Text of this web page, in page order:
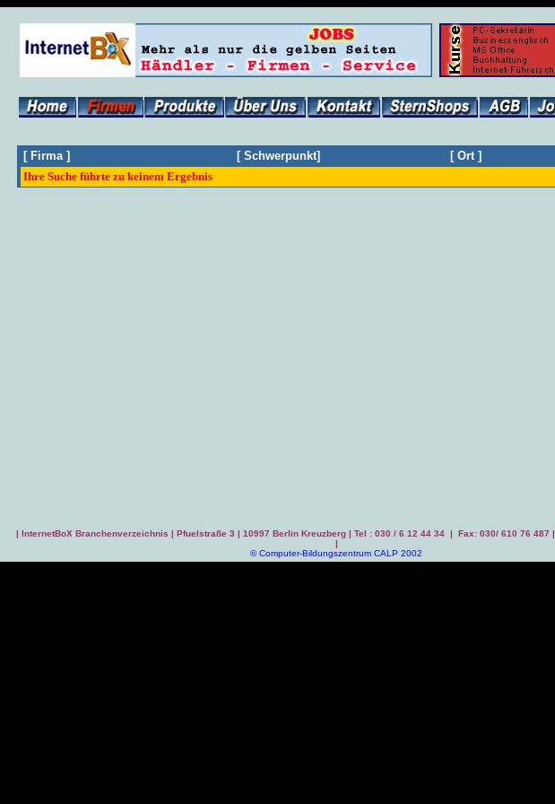
[ Firma ] [ Schwerpunkt] [ Ort ]
Ihre Suche führte zu keinem Ergebnis
| InternetBoX Branchenverzeichnis | Pfuelstraße 3 | 10997 Berlin Kreuzberg | Tel : 030 / 6 12 44 34 | Fax: 030/ 610 76 487 |
|
©Computer-Bildungszentrum CALP 2002